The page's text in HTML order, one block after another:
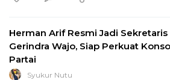
Herman Arif Resmi Jadi Sekretaris
Gerindra Wajo, Siap Perkuat
Partai
Syukur Nutu